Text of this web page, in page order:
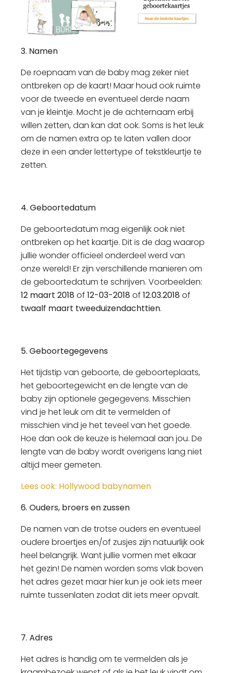
3. Namen
De roepnaam van de baby mag zeker niet
ontbreken op de kaart! Maar houd ook ruimte
voor de tweede en eventueel derde naam
van je kleintje. Mocht je de achternaam erbij
willen zetten, dan kan dat ook. Soms is het leuk
om de namen extra op te laten vallen door
deze in een ander lettertype of tekstkleurtje te
zetten.
4. Geboortedatum
De geboortedatum mag eigenlijk ook niet
ontbreken op het kaartje. Dit is de dag waarop
jullie wonder officieel onderdeel werd van
onze wereld! Er zijn verschillende manieren om
de geboortedatum te schrijven. Voorbeelden:
12 maart 2018 of 12-03-2018 of 12.03.2018 of
twaalf maart tweeduizendachttien.
5. Geboortegegevens
Het tijdstip van geboorte, de geboorteplaats,
het geboortegewicht en de lengte van de
baby zijn optionele gegegevens. Misschien
vind je het leuk om dit te vermelden of
misschien vind je het teveel van het goede.
Hoe dan ook de keuze is helemaal aan jou. De
lengte van de baby wordt overigens lang niet
altijd meer gemeten.
Lees ook: Hollywood babynamen
6. Ouders, broers en zussen
De namen van de trotse ouders en eventueel
oudere broertjes en/of zusjes zijn natuurlijk ook
heel belangrijk. Want jullie vormen met elkaar
het gezin! De namen worden soms vlak boven
het adres gezet maar hier kun je ook iets meer
ruimte tussenlaten zodat dit iets meer opvalt.
7. Adres
Het adres is handig om te vermelden als je